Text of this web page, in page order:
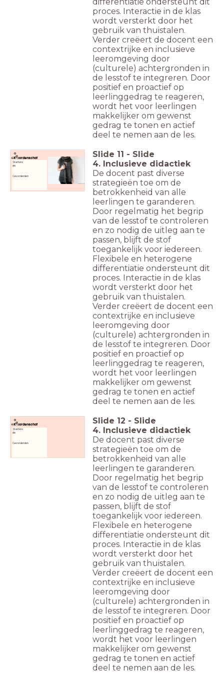
proces. Interactie in de klas
wordt versterkt door het
gebruik van thuistalen.
Verder creëert de docent een
contextrijke en inclusieve
leeromgeving door
(culturele) achtergronden in
de lesstof te integreren. Door
positief en proactief op
leerlinggedrag te reageren,
wordt het voor leerlingen
makkelijker om gewenst
gedrag te tonen en actief
deel te nemen aan de les.
Woordenschat
Starters:
de
Gevorderden
Slide 11 - Slide
4. Inclusieve didactiek
De docent past diverse
strategieën toe om de
betrokkenheid van alle
leerlingen te garanderen.
Door regelmatig het begrip
van de lesstof te controleren
en zo nodig de uitleg aan te
passen, blijft de stof
toegankelijk voor iedereen.
Flexibele en heterogene
differentiatie ondersteunt dit
proces. Interactie in de klas
wordt versterkt door het
gebruik van thuistalen.
Verder creëert de docent een
contextrijke en inclusieve
leeromgeving door
(culturele) achtergronden in
de lesstof te integreren. Door
positief en proactief op
leerlinggedrag te reageren,
wordt het voor leerlingen
makkelijker om gewenst
gedrag te tonen en actief
deel te nemen aan de les.
Woordenschat
Starters:
de
Gevorderden
Slide 12 - Slide
4. Inclusieve didactiek
De docent past diverse
strategieën toe om de
betrokkenheid van alle
leerlingen te garanderen.
Door regelmatig het begrip
van de lesstof te controleren
en zo nodig de uitleg aan te
passen, blijft de stof
toegankelijk voor iedereen.
Flexibele en heterogene
differentiatie ondersteunt dit
proces. Interactie in de klas
wordt versterkt door het
gebruik van thuistalen.
Verder creëert de docent een
contextrijke en inclusieve
leeromgeving door
(culturele) achtergronden in
de lesstof te integreren. Door
positief en proactief op
leerlinggedrag te reageren,
wordt het voor leerlingen
makkelijker om gewenst
gedrag te tonen en actief
deel te nemen aan de les.